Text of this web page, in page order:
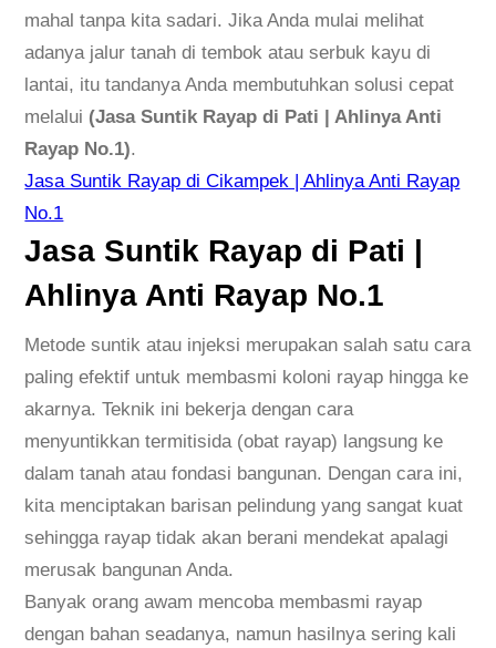
k
R
a
y
a
p
d
a
t
i
|
A
h
l
i
n
y
a
mahal tanpa kita sadari. Jika Anda mulai melihat
adanya jalur tanah di tembok atau serbuk kayu di
lantai, itu tandanya Anda membutuhkan solusi cepat
melalui (Jasa Suntik Rayap di Pati | Ahlinya Anti
Rayap No.1).
Jasa Suntik Rayap di Cikampek | Ahlinya Anti Rayap
No.1
Jasa Suntik Rayap di Pati |
Ahlinya Anti Rayap No.1
Metode suntik atau injeksi merupakan salah satu cara
paling efektif untuk membasmi koloni rayap hingga ke
akarnya. Teknik ini bekerja dengan cara
menyuntikkan termitisida (obat rayap) langsung ke
dalam tanah atau fondasi bangunan. Dengan cara ini,
kita menciptakan barisan pelindung yang sangat kuat
sehingga rayap tidak akan berani mendekat apalagi
merusak bangunan Anda.
Banyak orang awam mencoba membasmi rayap
dengan bahan seadanya, namun hasilnya sering kali